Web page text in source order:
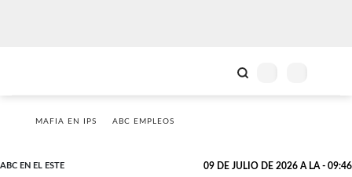
MAFIA EN IPS ABC EMPLEOS
ABC EN EL ESTE 09 DE JULIO DE 2026 A LA - 09:46